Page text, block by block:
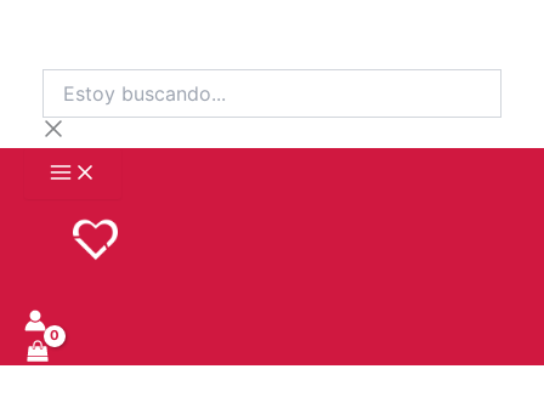
contenido
buscando...